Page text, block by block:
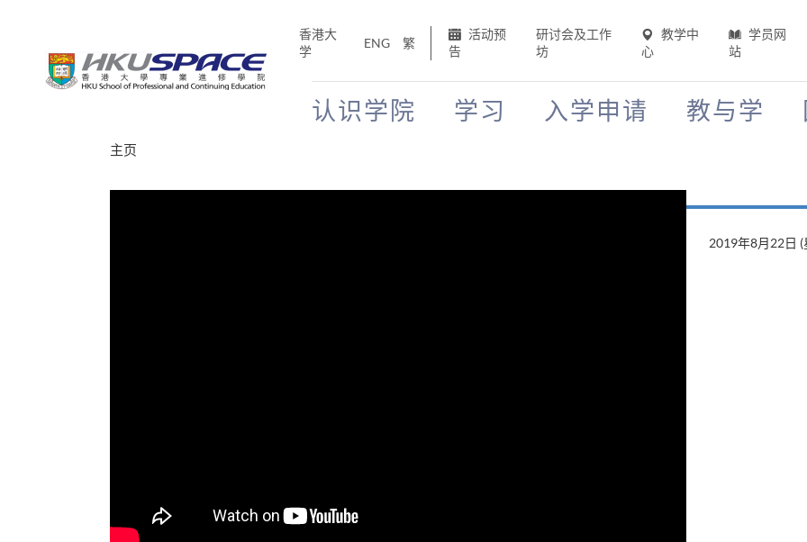
香港大
学
ENG 繁
活动预
告
研讨会及工作
坊
教学中
心
学员网
站
认识学院 学习 入学申请 教与学
主页
2019年8月22日 (